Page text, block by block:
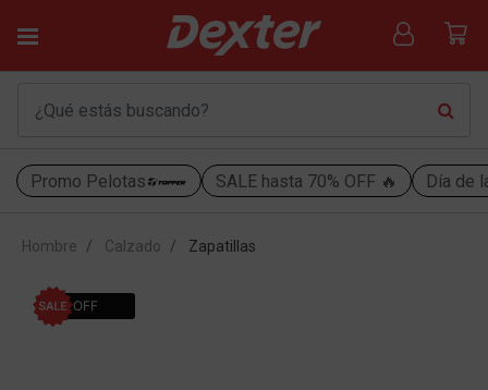
Promo Pelotas SALE hasta 70% OFF 🔥 Día de
Hombre Calzado Zapatillas
52% OFF